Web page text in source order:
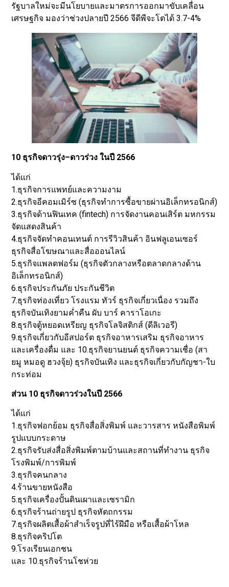
รัฐบาลใหม่จะมีนโยบายและมาตรการออกมาขับเคลื่อน
เศรษฐกิจ มองว่าช่วงปลายปี 2566 จีดีพีจะโตได้ 3.7-4%
10 ธุรกิจดาวรุ่ง–ดาวร่วง ในปี 2566
ได้แก่
1.ธุรกิจการแพทย์และความงาม
2.ธุรกิจอีคอมเมิร์ซ (ธุรกิจทำการซื้อขายผ่านอิเล็กทรอนิกส์)
3.ธุรกิจด้านฟินเทค (fintech) การจัดงานคอนเสิร์ต มหกรรม
จัดแสดงสินค้า
4.ธุรกิจจัดทำคอนเทนต์ การรีวิวสินค้า อินฟลูเอนเซอร์
ธุรกิจสื่อโฆษณาและสื่อออนไลน์
5.ธุรกิจแพลตฟอร์ม (ธุรกิจตัวกลางหรือตลาดกลางด้าน
อิเล็กทรอนิกส์)
6.ธุรกิจประกันภัย ประกันชีวิต
7.ธุรกิจท่องเที่ยว โรงแรม ทัวร์ ธุรกิจเกี่ยวเนื่อง รวมถึง
ธุรกิจบันเทิงยามค่ำคืน ผับ บาร์ คาราโอเกะ
8.ธุรกิจตู้หยอดเหรียญ ธุรกิจโลจิสติกส์ (ดีลิเวอรี)
9.ธุรกิจเกี่ยวกับอีสปอร์ต ธุรกิจอาหารเสริม ธุรกิจอาหาร
และเครื่องดื่ม และ 10.ธุรกิจยานยนต์ ธุรกิจความเชื่อ (สา
ยมู หมอดู ฮวงจุ้ย) ธุรกิจบันเทิง และธุรกิจเกี่ยวกับกัญชา-ใบ
กระท่อม
ส่วน 10 ธุรกิจดาวร่วงในปี 2566
ได้แก่
1.ธุรกิจฟอกย้อม ธุรกิจสื่อสิ่งพิมพ์ และวารสาร หนังสือพิมพ์
รูปแบบกระดาษ
2.ธุรกิจรับส่งสื่อสิ่งพิมพ์ตามบ้านและสถานที่ทำงาน ธุรกิจ
โรงพิมพ์/การพิมพ์
3.ธุรกิจคนกลาง
4.ร้านขายหนังสือ
5.ธุรกิจเครื่องปั้นดินเผาและเซรามิก
6.ธุรกิจร้านถ่ายรูป ธุรกิจหัตถกรรม
7.ธุรกิจผลิตเสื้อผ้าสำเร็จรูปที่ไร้ฝีมือ หรือเสื้อผ้าโหล
8.ธุรกิจคริปโต
9.โรงเรียนเอกชน
และ 10.ธุรกิจร้านโชห่วย